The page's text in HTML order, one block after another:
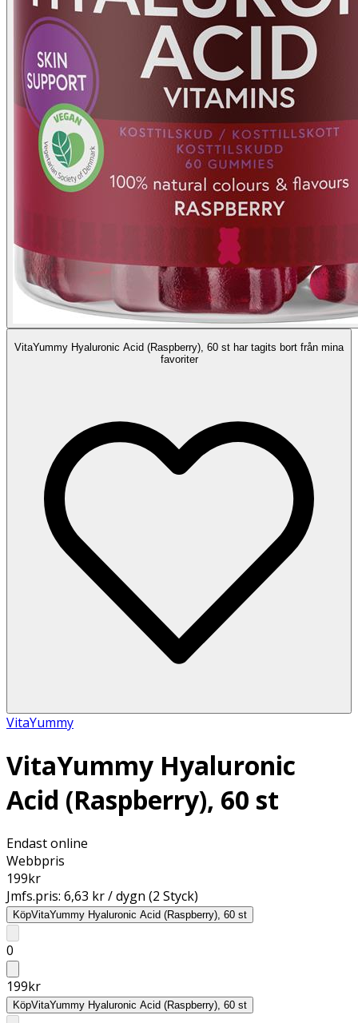
VitaYummy Hyaluronic Acid (Raspberry), 60 st har tagits bort från mina
favoriter
VitaYummy
VitaYummy Hyaluronic
Acid (Raspberry), 60 st
Endast online
Webbpris
199kr
Jmfs.pris: 6,63 kr / dygn (2 Styck)
KöpVitaYummy Hyaluronic Acid (Raspberry), 60 st
0
199kr
KöpVitaYummy Hyaluronic Acid (Raspberry), 60 st